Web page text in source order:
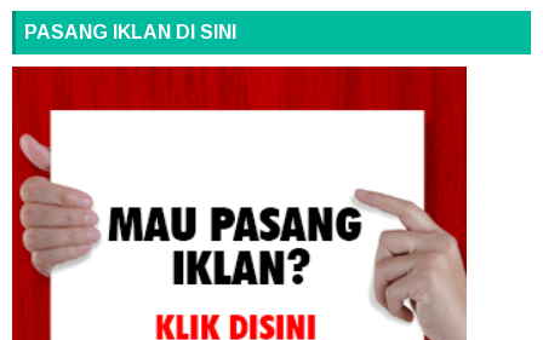
PASANG IKLAN DI SINI